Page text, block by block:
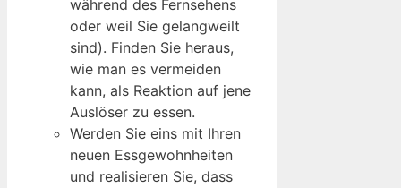
während des Fernsehens
oder weil Sie gelangweilt
sind). Finden Sie heraus,
wie man es vermeiden
kann, als Reaktion auf jene
Auslöser zu essen.
Werden Sie eins mit Ihren
neuen Essgewohnheiten
und realisieren Sie, dass